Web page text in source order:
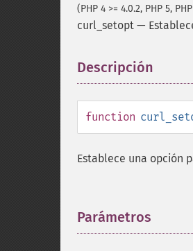
(PHP 4 >= 4.0.2, PHP 5,
curl_setopt —
Descripción
function
Establece una opción
Parámetros